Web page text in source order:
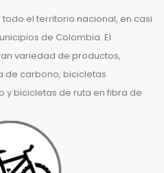
el territorio nacional, en casi
de Colombia. El
variedad de productos,
de carbono, bicicletas
bicicletas de ruta en fibra de